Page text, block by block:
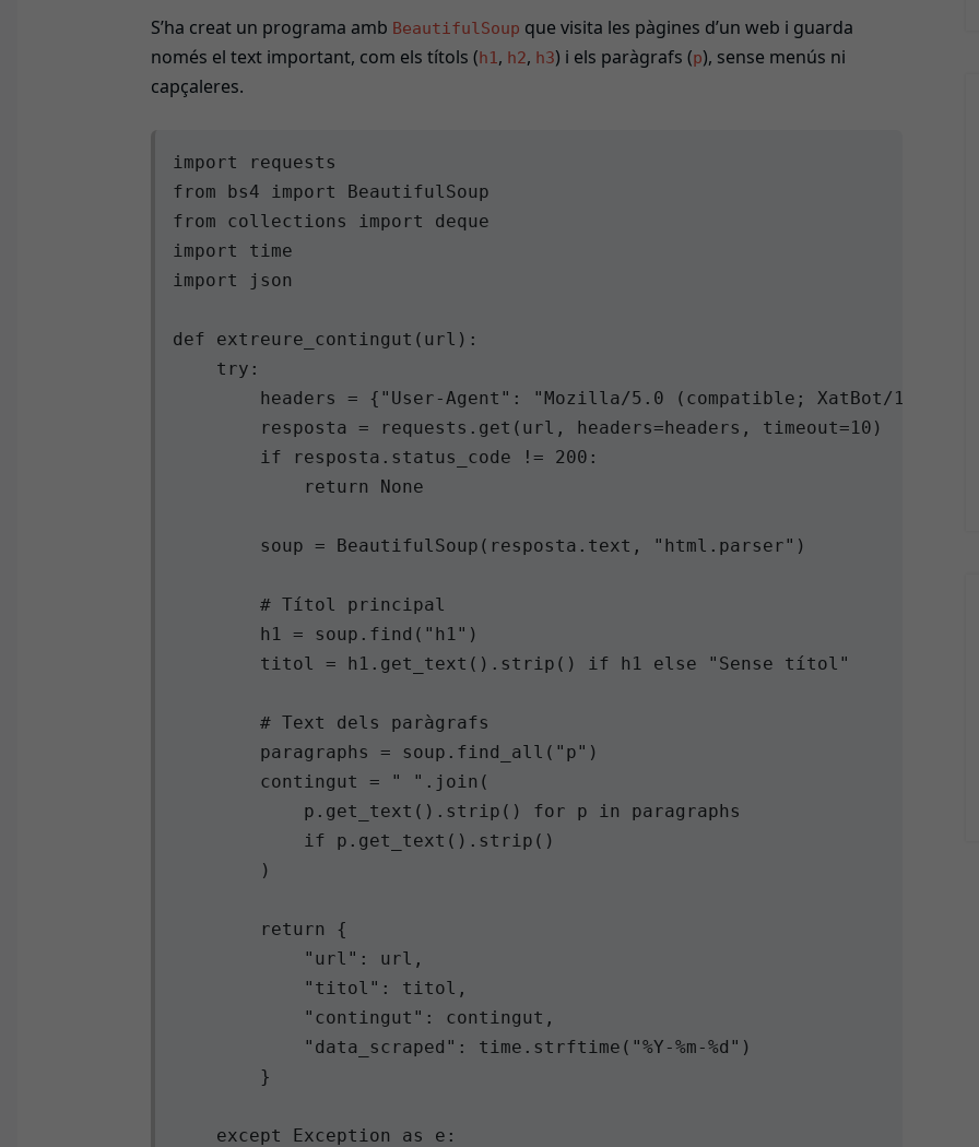
S’ha creat un programa amb BeautifulSoup que visita les pàgines d’un web i guarda
només el text important, com els títols (h1, h2, h3) i els paràgrafs (p), sense menús ni
capçaleres.
import requests
from bs4 import BeautifulSoup
from collections import deque
import time
import json
def extreure_contingut(url):
    try:
        headers = {"User-Agent": "Mozilla/5.0 (compatible; XatBot/1.0)"}
        resposta = requests.get(url, headers=headers, timeout=10)
        if resposta.status_code != 200:
            return None
        soup = BeautifulSoup(resposta.text, "html.parser")
        # Títol principal
        h1 = soup.find("h1")
        titol = h1.get_text().strip() if h1 else "Sense títol"
        # Text dels paràgrafs
        paragraphs = soup.find_all("p")
        contingut = " ".join(
            p.get_text().strip() for p in paragraphs
            if p.get_text().strip()
        )
        return {
            "url": url,
            "titol": titol,
            "contingut": contingut,
            "data_scraped": time.strftime("%Y-%m-%d")
        }
    except Exception as e: